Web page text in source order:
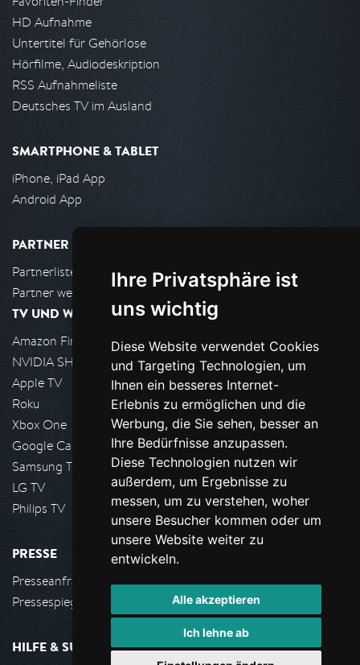
Ihre Privatsphäre ist
uns wichtig
Diese Website verwendet Cookies
und Targeting Technologien, um
Ihnen ein besseres Internet-
Erlebnis zu ermöglichen und die
Werbung, die Sie sehen, besser an
Ihre Bedürfnisse anzupassen.
Diese Technologien nutzen wir
außerdem, um Ergebnisse zu
messen, um zu verstehen, woher
unsere Besucher kommen oder um
unsere Website weiter zu
entwickeln.
Alle akzeptieren
Ich lehne ab
HD Aufnahme
Untertitel für Gehörlose
Hörfilme, Audiodeskription
RSS Aufnahmeliste
Deutsches TV im Ausland
SMARTPHONE & TABLET
iPhone, iPad App
Android App
PARTNER
Partnerliste
Partner werden
TV UND WOHNZIMMER
Amazon FireTV
NVIDIA SHIELD, Google TV
Apple TV
Roku
Xbox One
Google Cast
Samsung TV
LG TV
Philips TV
PRESSE
Presseanfrage stellen
Pressespiegel
HILFE & SUPPORT